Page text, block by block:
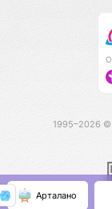
1995–2026 ©
Арталано